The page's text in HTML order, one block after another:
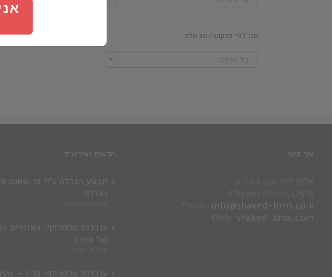
סנן לפי מזקהה/מבשלה
צור קשר
info@shaked-bros.co.il
shaked-bros.com
חדשות ואירועים
מבצע הגרלה ג'יי פי שאנה
הגרלה
עובדות מהמרתף: האזורים
של ספרד
עובדות מהמרתף: פרין –